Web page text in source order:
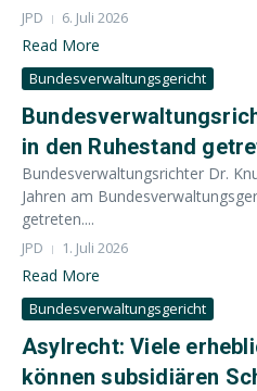
JPD 6. Juli 2026
Read More
Bundesverwaltungsgericht
in den Ruhestand
Bundesverwaltungsrichter Dr.
Jahren am
getreten....
JPD 1. Juli 2026
Read More
Bundesverwaltungsgericht
Asylrecht: Viele
können subsidiären